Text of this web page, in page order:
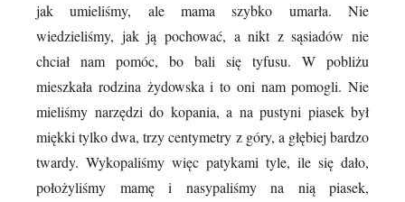
jak umieliśmy, ale mama szybko umarła. Nie
wiedzieliśmy, jak ją pochować, a nikt z sąsiadów nie
chciał nam pomóc, bo bali się tyfusu. W pobliżu
mieszkała rodzina żydowska i to oni nam pomogli. Nie
mieliśmy narzędzi do kopania, a na pustyni piasek był
miękki tylko dwa, trzy centymetry z góry, a głębiej bardzo
twardy. Wykopaliśmy więc patykami tyle, ile się dało,
położyliśmy mamę i nasypaliśmy na nią piasek,